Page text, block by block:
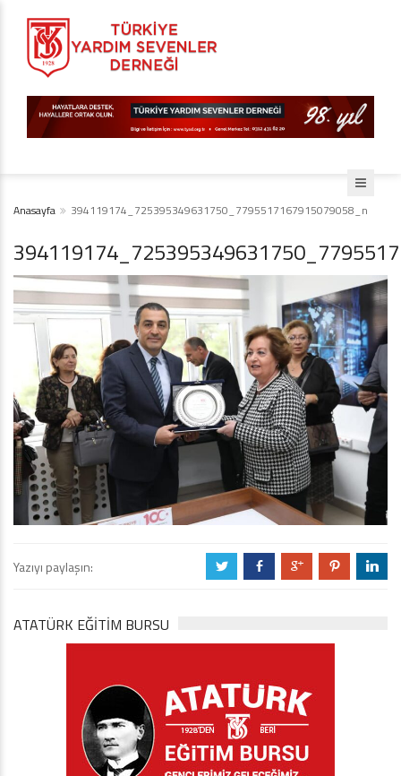
Anasayfa 394119174_725395349631750_7795517167915079058_n
Yazıyı paylaşın: a b c d j
ATATÜRK EĞITIM BURSU